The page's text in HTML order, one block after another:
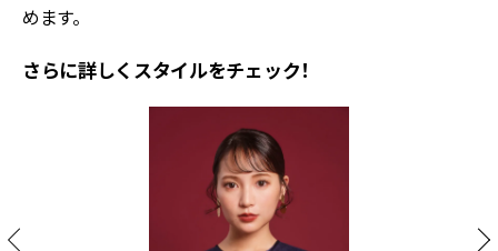
めます。
さらに詳しくスタイルをチェック！